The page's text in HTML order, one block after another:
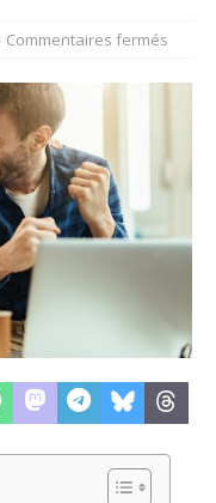
Commentaires fermés